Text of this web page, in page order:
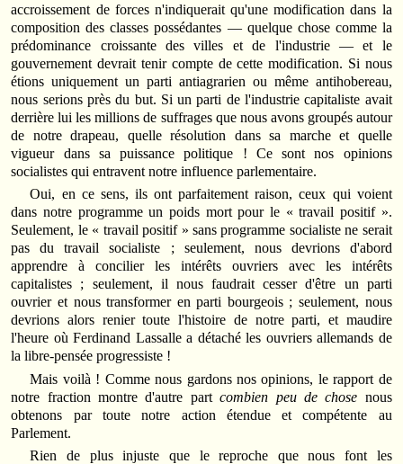
accroissement de forces n'indiquerait qu'une modification dans la
composition des classes possédantes — quelque chose comme la
prédominance croissante des villes et de l'industrie — et le
gouvernement devrait tenir compte de cette modification. Si nous
étions uniquement un parti antiagrarien ou même antihobereau,
nous serions près du but. Si un parti de l'industrie capitaliste avait
derrière lui les millions de suffrages que nous avons groupés autour
de notre drapeau, quelle résolution dans sa marche et quelle
vigueur dans sa puissance politique ! Ce sont nos opinions
socialistes qui entravent notre influence parlementaire.
Oui, en ce sens, ils ont parfaitement raison, ceux qui voient
dans notre programme un poids mort pour le « travail positif ».
Seulement, le « travail positif » sans programme socialiste ne serait
pas du travail socialiste ; seulement, nous devrions d'abord
apprendre à concilier les intérêts ouvriers avec les intérêts
capitalistes ; seulement, il nous faudrait cesser d'être un parti
ouvrier et nous transformer en parti bourgeois ; seulement, nous
devrions alors renier toute l'histoire de notre parti, et maudire
l'heure où Ferdinand Lassalle a détaché les ouvriers allemands de
la libre-pensée progressiste !
Mais voilà ! Comme nous gardons nos opinions, le rapport de
notre fraction montre d'autre partcombien peu de chose nous
obtenons par toute notre action étendue et compétente au
Parlement.
Rien de plus injuste que le reproche que nous font les